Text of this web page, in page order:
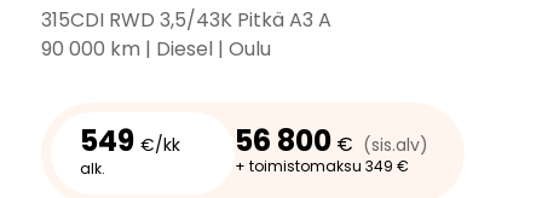
315CDI RWD 3,5/43K Pitkä A3 A
90 000 km | Diesel | Oulu
549 €/kk
alk.
56 800 € (sis.alv)
+ toimistomaksu 349 €